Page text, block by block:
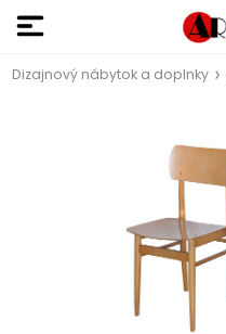
Dizajnový nábytok a doplnky